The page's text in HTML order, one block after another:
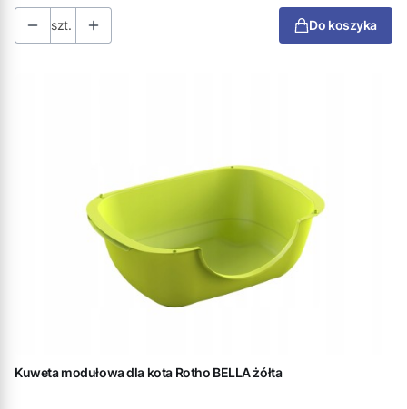
szt. Do koszyka
Kuweta modułowa dla kota Rotho BELLA żółta